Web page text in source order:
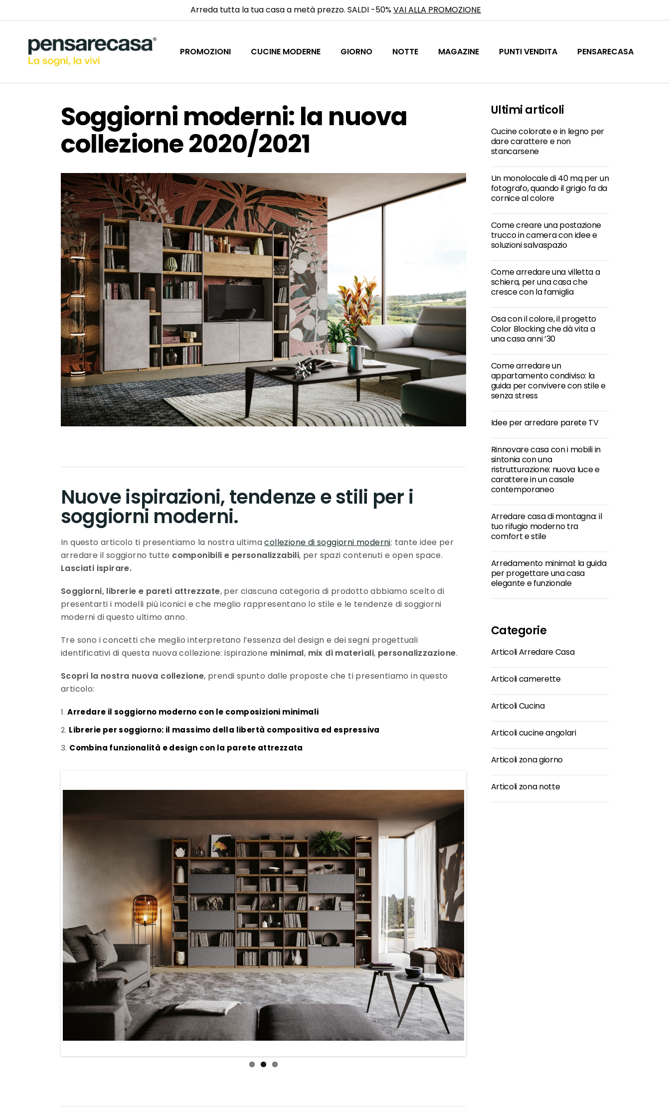
Arreda tutta la tua casa a metà prezzo. SALDI -50%VAI ALLA PROMOZIONE
PROMOZIONI CUCINE MODERNE GIORNO NOTTE MAGAZINE PUNTI VENDITA PENSARECASA
Soggiorni moderni: la nuova
collezione 2020/2021
Nuove ispirazioni, tendenze e stili per i
soggiorni moderni.
In questo articolo ti presentiamo la nostra ultimacollezione di soggiorni moderni: tante idee per
arredare il soggiorno tutte componibili e personalizzabili, per spazi contenuti e open space.
Lasciati ispirare.
Soggiorni, librerie e pareti attrezzate, per ciascuna categoria di prodotto abbiamo scelto di
presentarti i modelli più iconici e che meglio rappresentano lo stile e le tendenze di soggiorni
moderni di questo ultimo anno.
Tre sono i concetti che meglio interpretano l’essenza del design e dei segni progettuali
identificativi di questa nuova collezione: ispirazione minimal, mix di materiali, personalizzazione.
Scopri la nostra nuova collezione, prendi spunto dalle proposte che ti presentiamo in questo
articolo:
Arredare il soggiorno moderno con le composizioni minimali
Librerie per soggiorno: il massimo della libertà compositiva ed espressiva
Combina funzionalità e design con la parete attrezzata
Ultimi articoli
Cucine colorate e in legno per
dare carattere e non
stancarsene
Un monolocale di 40 mq per un
fotografo, quando il grigio fa da
cornice al colore
Come creare una postazione
trucco in camera con idee e
soluzioni salvaspazio
Come arredare una villetta a
schiera, per una casa che
cresce con la famiglia
Osa con il colore, il progetto
Color Blocking che dà vita a
una casa anni ’30
Come arredare un
appartamento condiviso: la
guida per convivere con stile e
senza stress
Idee per arredare parete TV
Rinnovare casa con i mobili in
sintonia con una
ristrutturazione: nuova luce e
carattere in un casale
contemporaneo
Arredare casa di montagna: il
tuo rifugio moderno tra
comfort e stile
Arredamento minimal: la guida
per progettare una casa
elegante e funzionale
Categorie
Articoli Arredare Casa
Articoli camerette
Articoli Cucina
Articoli cucine angolari
Articoli zona giorno
Articoli zona notte